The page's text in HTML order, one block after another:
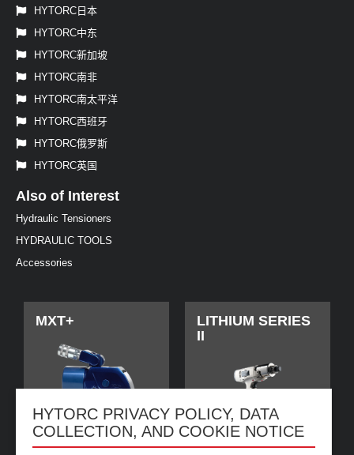
HYTORC PRIVACY POLICY, DATA
COLLECTION, AND COOKIE NOTICE
HYTORC日本
HYTORC中东
HYTORC新加坡
HYTORC南非
HYTORC南太平洋
HYTORC西班牙
HYTORC俄罗斯
HYTORC英国
Also of Interest
Hydraulic Tensioners
HYDRAULIC TOOLS
Accessories
MXT+
LITHIUM SERIES
II